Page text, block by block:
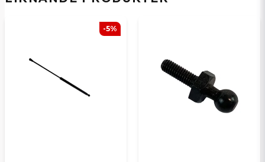
-5%
E-postadress
Ja, ni kan publicera min fråga